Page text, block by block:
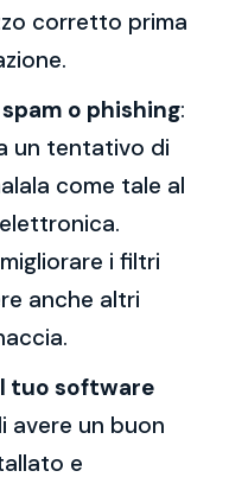
corretto prima
o phishing:
un tentativo di
come tale al
i filtri
anche altri
tuo software
avere un buon
e